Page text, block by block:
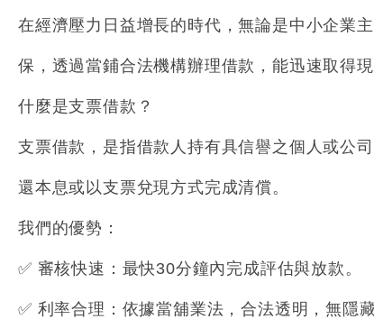
在經濟壓力日益增長的時代，無論是中小企業
保，透過當鋪合法機構辦理借款，能迅速取得
什麼是支票借款？
支票借款，是指借款人持有具信譽之個人或公
還本息或以支票兌現方式完成清償。
我們的優勢：
✅ 審核快速 ：最快30分鐘內完成評估與放款。
✅ 利率合理 ：依據當舖業法，合法透明，無隱藏